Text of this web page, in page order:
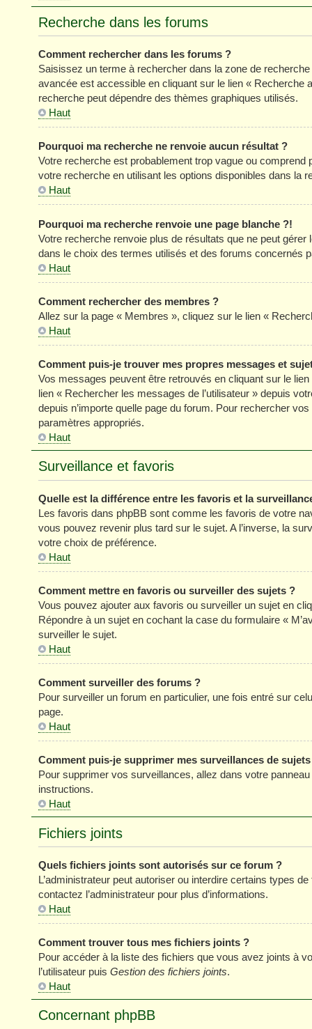
Recherche dans les forums
Comment rechercher dans les forums ?
Saisissez un terme à rechercher dans la zone de
avancée est accessible en cliquant sur le lien « Recherche
recherche peut dépendre des thèmes graphiques utilisés.
Haut
Pourquoi ma recherche ne renvoie aucun résultat ?
Votre recherche est probablement trop vague ou
votre recherche en utilisant les options disponibles dans la
Haut
Pourquoi ma recherche renvoie une page blanche ?!
Votre recherche renvoie plus de résultats que ne peut
dans le choix des termes utilisés et des forums concernés
Haut
Comment rechercher des membres ?
Allez sur la page « Membres », cliquez sur le lien «
Haut
Comment puis-je trouver mes propres messages et
Vos messages peuvent être retrouvés en cliquant sur le
lien « Rechercher les messages de l’utilisateur » depuis
depuis n’importe quelle page du forum. Pour rechercher
paramètres appropriés.
Haut
Surveillance et favoris
Quelle est la différence entre les favoris et la
Les favoris dans phpBB sont comme les favoris de votre
vous pouvez revenir plus tard sur le sujet. A l’inverse, la
votre choix de préférence.
Haut
Comment mettre en favoris ou surveiller des sujets ?
Vous pouvez ajouter aux favoris ou surveiller un sujet en
Répondre à un sujet en cochant la case du formulaire «
surveiller le sujet.
Haut
Comment surveiller des forums ?
Pour surveiller un forum en particulier, une fois entré sur
page.
Haut
Comment puis-je supprimer mes surveillances de
Pour supprimer vos surveillances, allez dans votre
instructions.
Haut
Fichiers joints
Quels fichiers joints sont autorisés sur ce forum ?
L’administrateur peut autoriser ou interdire certains types
contactez l’administrateur pour plus d’informations.
Haut
Comment trouver tous mes fichiers joints ?
Pour accéder à la liste des fichiers que vous avez joints à
l’utilisateur puis Gestion des fichiers joints.
Haut
Concernant phpBB